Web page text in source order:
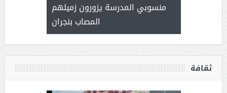
منسوبي المدرسة يزورون زميلهم
المصاب بنجران
ثقافة